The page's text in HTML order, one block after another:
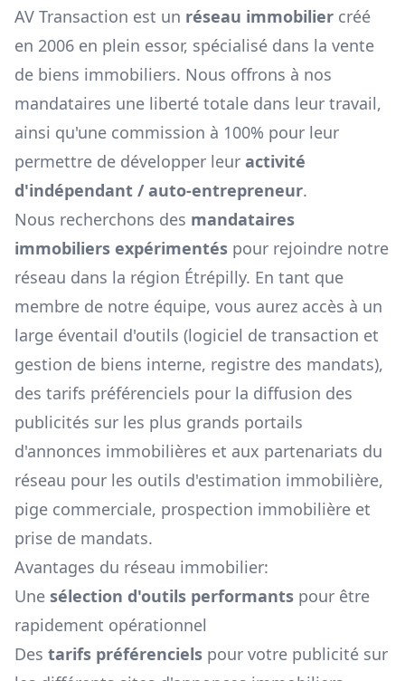
AV Transaction est un réseau immobilier créé
en 2006 en plein essor, spécialisé dans la vente
de biens immobiliers. Nous offrons à nos
mandataires une liberté totale dans leur travail,
ainsi qu'une commission à 100% pour leur
permettre de développer leur activité
d'indépendant / auto-entrepreneur.
Nous recherchons des mandataires
immobiliers expérimentés pour rejoindre notre
réseau dans la région Étrépilly. En tant que
membre de notre équipe, vous aurez accès à un
large éventail d'outils (logiciel de transaction et
gestion de biens interne, registre des mandats),
des tarifs préférenciels pour la diffusion des
publicités sur les plus grands portails
d'annonces immobilières et aux partenariats du
réseau pour les outils d'estimation immobilière,
pige commerciale, prospection immobilière et
prise de mandats.
Avantages du réseau immobilier:
Une sélection d'outils performants pour être
rapidement opérationnel
Des tarifs préférenciels pour votre publicité sur